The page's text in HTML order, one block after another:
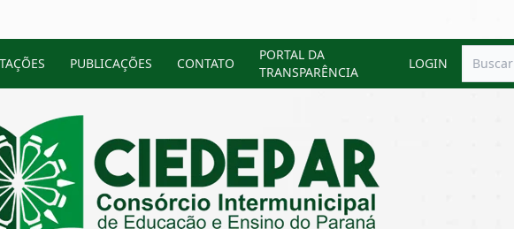
PUBLICAÇÕES CONTATO
PORTAL DA
TRANSPARÊNCIA
LOGIN